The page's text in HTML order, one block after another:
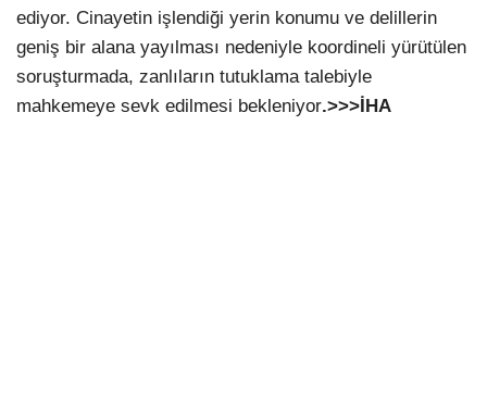
ediyor. Cinayetin işlendiği yerin konumu ve delillerin
geniş bir alana yayılması nedeniyle koordineli yürütülen
soruşturmada, zanlıların tutuklama talebiyle
mahkemeye sevk edilmesi bekleniyor.>>>İHA